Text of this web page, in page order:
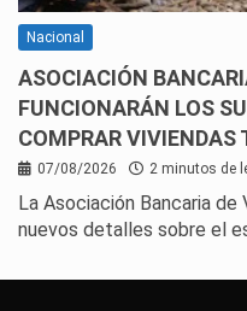
Nacional
ASOCIACIÓN
FUNCIONARÁN LOS
COMPRAR VIVIENDAS
07/08/2026 2 minutos de
La Asociación Bancaria
nuevos detalles sobre el